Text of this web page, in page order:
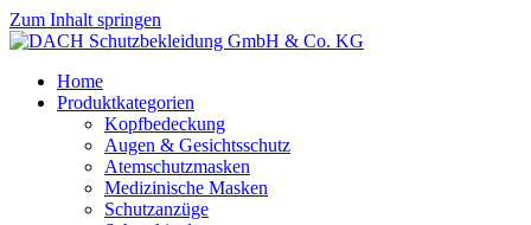
Zum Inhalt springen
Home
Produktkategorien
Kopfbedeckung
Augen & Gesichtsschutz
Atemschutzmasken
Medizinische Masken
Schutzanzüge